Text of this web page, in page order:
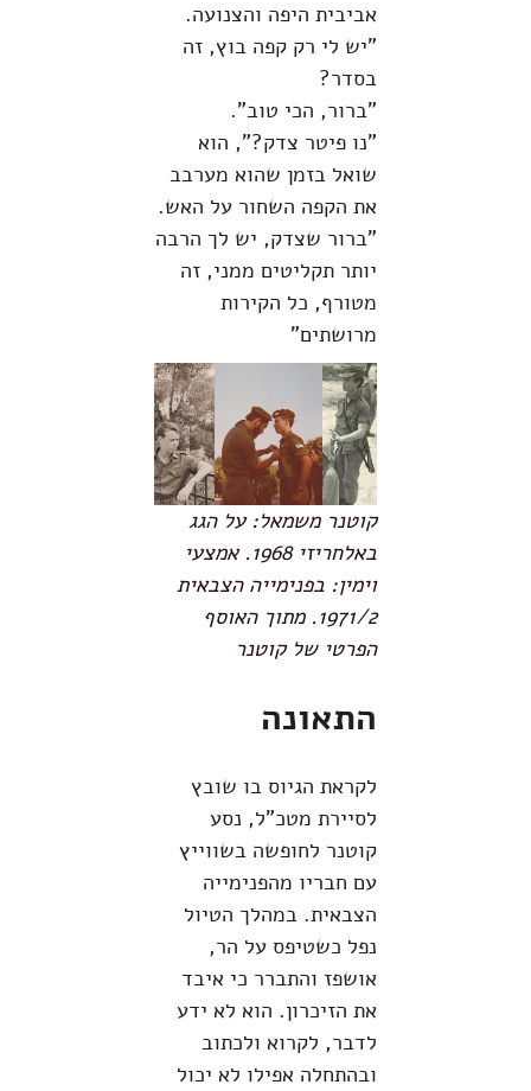
אביבית היפה והצנועה.
"יש לי רק קפה בוץ, זה
בסדר?
"ברור, הכי טוב".
"נו פיטר צדק?", הוא
שואל בזמן שהוא מערבב
את הקפה השחור על האש.
"ברור שצדק, יש לך הרבה
יותר תקליטים ממני, זה
מטורף, כל הקירות
מרושתים"
קוטנר משמאל: על הגג
באלחריזי 1968. אמצעי
וימין: בפנימייה הצבאית
1971/2. מתוך האוסף
הפרטי של קוטנר
התאונה
לקראת הגיוס בו שובץ
לסיירת מטכ"ל, נסע
קוטנר לחופשה בשווייץ
עם חבריו מהפנימייה
הצבאית. במהלך הטיול
נפל כשטיפס על הר,
אושפז והתברר כי איבד
את הזיכרון. הוא לא ידע
לדבר, לקרוא ולכתוב
ובהתחלה אפילו לא יכול